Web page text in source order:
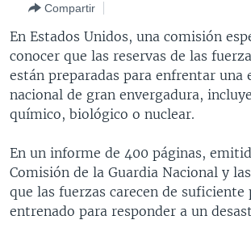
principal
Salte
búsqueda
VOA VERIFICA INMIGRACIÓN
VOA VERIFICA AMÉRICA LATINA
ARGENTINA
BOLIVIA
COLOMBIA
CHILE
ECUADOR
VENEZUELA
BRASIL
CHINA EN AMÉRICA LATINA
CENTROAMÉRICA
COSTA RICA
EL SALVADOR
HONDURAS
NICARAGUA
OTRAS SECCIONES
INMIGRACIÓN
MUNDO
ECONOMÍA
ENTRETENIMIENTO Y CULTURA
ESPECIALES DE LA VOA
UCRANIA
MULTIMEDIA
VIDEOS
PROGRAMAS TV
Compartir
En Estados Unidos, una comisión
conocer que las reservas de las
están preparadas para enfrentar una
nacional de gran envergadura,
químico, biológico o nuclear.
En un informe de 400 páginas,
Comisión de la Guardia Nacional y
que las fuerzas carecen de suficiente
entrenado para responder a un